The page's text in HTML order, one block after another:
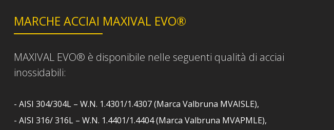
MARCHE ACCIAI MAXIVAL EVO®
MAXIVAL EVO® è disponibile nelle seguenti qualità di acciai
inossidabili:
- AISI 304/304L – W.N. 1.4301/1.4307 (Marca Valbruna MVAISLE),
- AISI 316/ 316L – W.N. 1.4401/1.4404 (Marca Valbruna MVAPMLE),